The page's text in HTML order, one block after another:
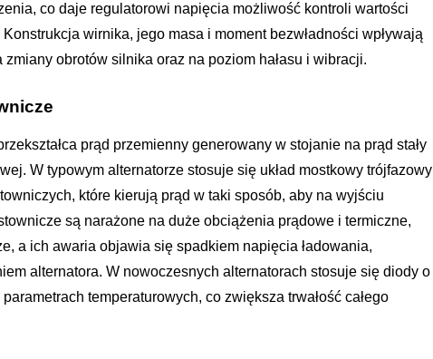
co daje regulatorowi napięcia możliwość kontroli wartości
wirnika, jego masa i moment bezwładności wpływają
obrotów silnika oraz na poziom hałasu i wibracji.
prąd przemienny generowany w stojanie na prąd stały
W typowym alternatorze stosuje się układ mostkowy trójfazowy
które kierują prąd w taki sposób, aby na wyjściu
są narażone na duże obciążenia prądowe i termiczne,
a ich awaria objawia się spadkiem napięcia ładowania,
alternatora. W nowoczesnych alternatorach stosuje się diody o
temperaturowych, co zwiększa trwałość całego